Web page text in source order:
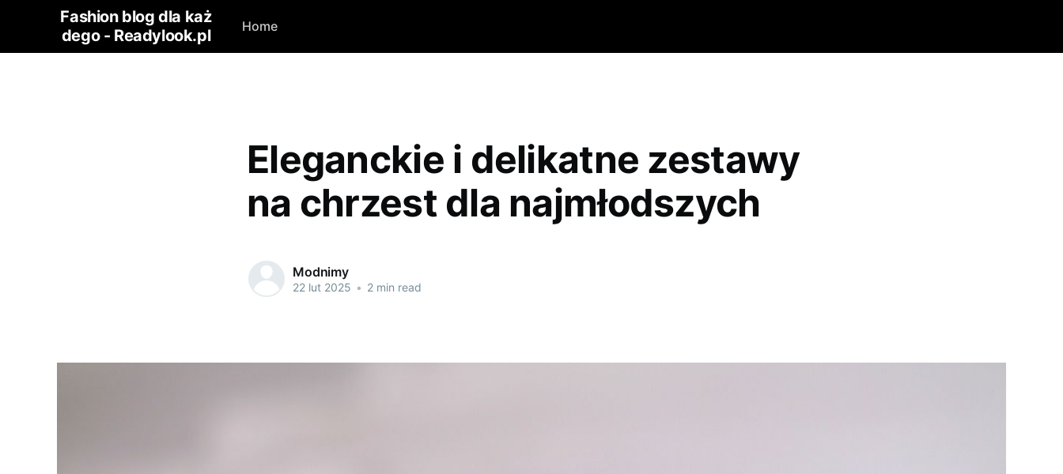
Fashion blog dla każ
dego - Readylook.pl
Home
Eleganckie i delikatne zestawy
na chrzest dla najmłodszych
Modnimy
22 lut 2025 • 2 min read